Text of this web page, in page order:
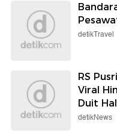
detikTravel
RS
Viral
Duit
detikNews